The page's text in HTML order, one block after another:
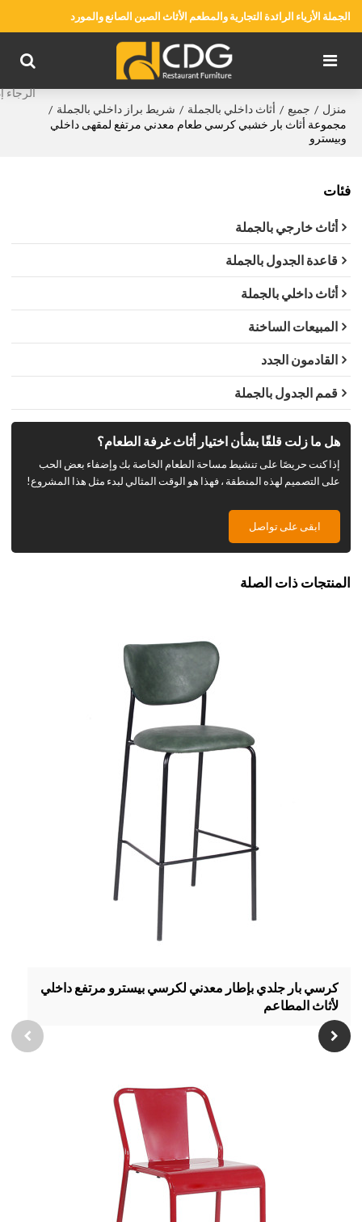
الجملة الأزياء الرائدة التجارية والمطعم الأثاث الصين الصانع والمورد
منزل / جميع / أثاث داخلي بالجملة / شريط براز داخلي بالجملة /
مجموعة أثاث بار خشبي كرسي طعام معدني مرتفع لمقهى داخلي
وبيسترو
فئات
أثاث خارجي بالجملة
قاعدة الجدول بالجملة
أثاث داخلي بالجملة
المبيعات الساخنة
القادمون الجدد
قمم الجدول بالجملة
هل ما زلت قلقًا بشأن اختيار أثاث غرفة الطعام؟
إذا كنت حريصًا على تنشيط مساحة الطعام الخاصة بك وإضفاء بعض الحب
على التصميم لهذه المنطقة ، فهذا هو الوقت المثالي لبدء مثل هذا المشروع!
ابقى على تواصل
المنتجات ذات الصلة
كرسي بار جلدي بإطار معدني لكرسي بيسترو مرتفع داخلي
لأثاث المطاعم